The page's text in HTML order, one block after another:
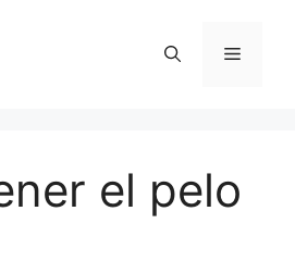
Menú
el pelo